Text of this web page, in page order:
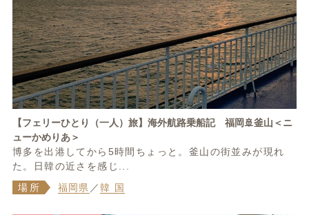
【フェリーひとり（一人）旅】海外航路乗船記 福岡🚢釜山＜ニ
ューかめりあ＞
博多を出港してから5時間ちょっと。釜山の街並みが現れ
た。日韓の近さを感じ...
場所
福岡県 ／韓 国